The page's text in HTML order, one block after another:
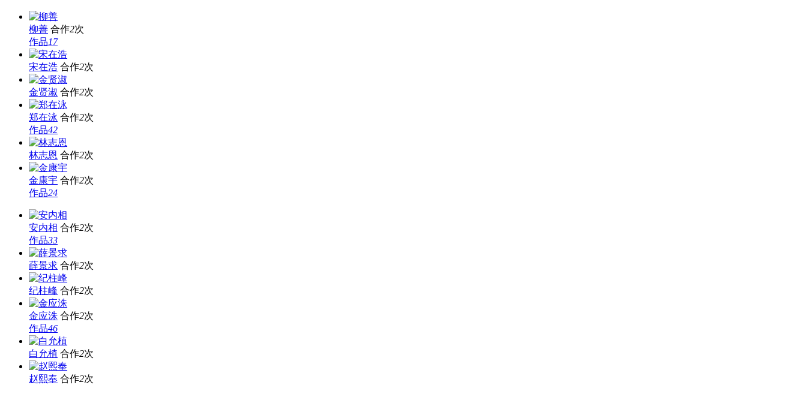
柳善 合作2次
作品17
宋在浩 合作2次
金贤淑 合作2次
郑在泳 合作2次
作品42
林志恩 合作2次
金康宇 合作2次
作品24
安内相 合作2次
作品33
薛景求 合作2次
纪柱峰 合作2次
金应洙 合作2次
作品46
白允植 合作2次
赵熙奉 合作2次